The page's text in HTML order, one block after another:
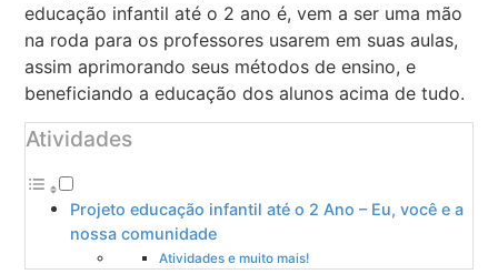
educação infantil até o 2 ano é, vem a ser uma mão
na roda para os professores usarem em suas aulas,
assim aprimorando seus métodos de ensino, e
beneficiando a educação dos alunos acima de tudo.
Atividades
Projeto educação infantil até o 2 Ano – Eu, você e a
nossa comunidade
Atividades e muito mais!